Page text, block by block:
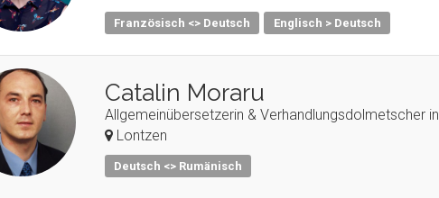
Französisch <> Deutsch Englisch > Deutsch
Catalin Moraru
Allgemeinübersetzerin & Verhandlungsdolmetscher in
Lontzen
Deutsch <> Rumänisch